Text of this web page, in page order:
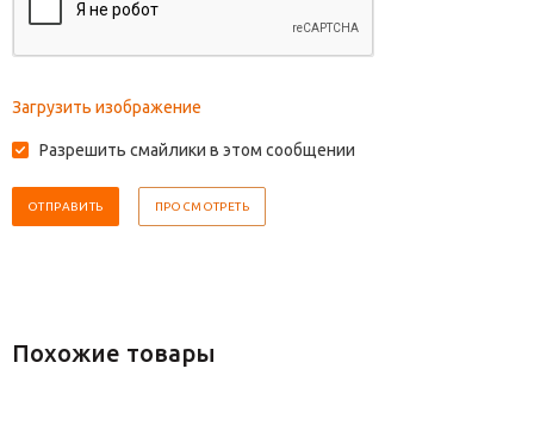
Загрузить изображение
Разрешить смайлики в этом сообщении
Похожие товары